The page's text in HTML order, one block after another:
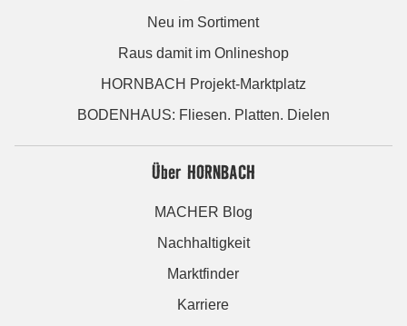
Neu im Sortiment
Raus damit im Onlineshop
HORNBACH Projekt-Marktplatz
BODENHAUS: Fliesen. Platten. Dielen
Über HORNBACH
MACHER Blog
Nachhaltigkeit
Marktfinder
Karriere